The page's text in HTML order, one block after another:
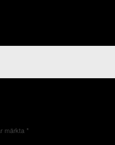
märkta *